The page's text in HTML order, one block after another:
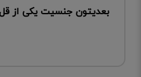
بعدیتون جنسیت یکی از